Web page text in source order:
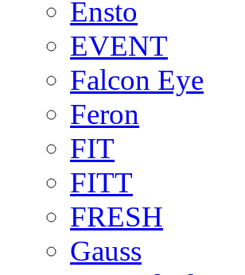
Ensto
EVENT
Falcon Eye
Feron
FIT
FITT
FRESH
Gauss